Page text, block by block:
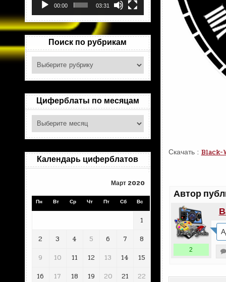
00:00 03:31
Поиск по рубрикам
Поиск
рубрикам
Циферблаты по месяцам
Циферблаты
месяцам
Календарь циферблатов
Март 2020
Пн Вт Ср Чт Пт Сб Вс
1
2
3 4 5 6 7
8
9
10 11 12 13 14
15
16
17 18 19 20 21
22
Скачать :Black-
Автор
2